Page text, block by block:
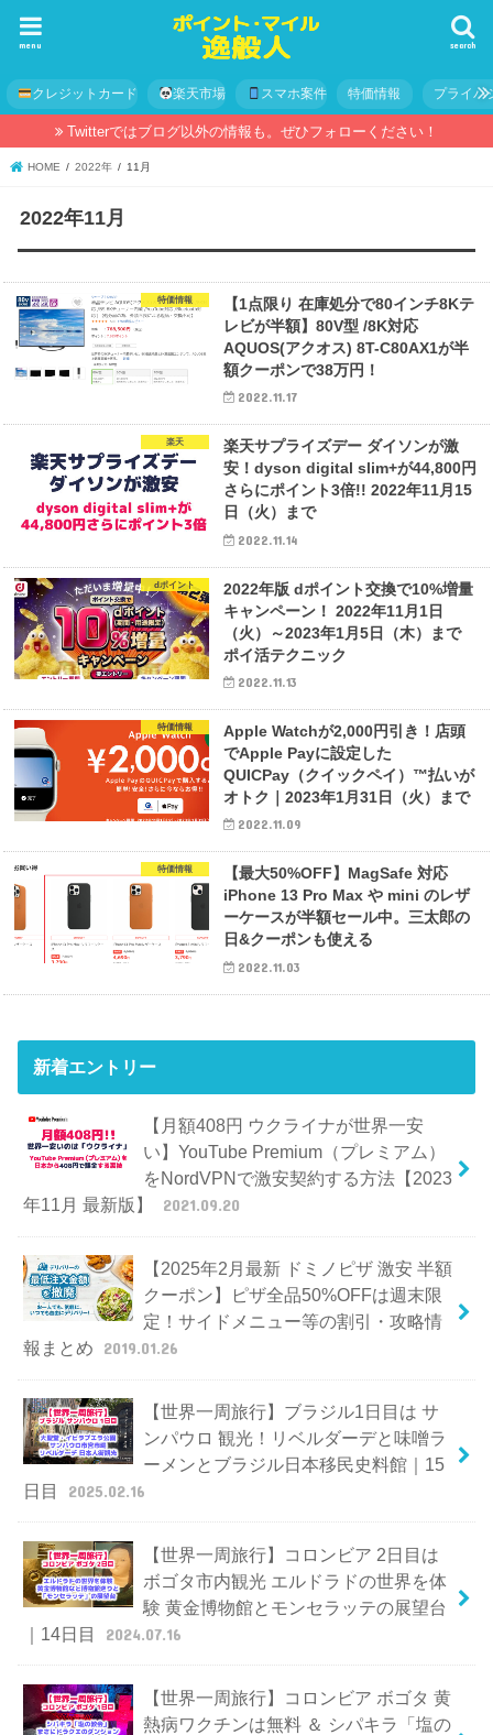
search
menu
クレジットカード 楽天市場 スマホ案件 特価情報 プライバ
Twitterではブログ以外の情報も。ぜひフォローください！
HOME 2022年 11月
2022年11月
特価情報
【1点限り 在庫処分で80インチ8Kテ
レビが半額】80V型 /8K対応
AQUOS(アクオス) 8T-C80AX1が半
額クーポンで38万円！
2022.11.17
楽天
楽天サプライズデー ダイソンが激
安！dyson digital slim+が44,800円
さらにポイント3倍!! 2022年11月15
日（火）まで
2022.11.14
dポイント
2022年版 dポイント交換で10%増量
キャンペーン！ 2022年11月1日
（火）～2023年1月5日（木）まで
ポイ活テクニック
2022.11.13
特価情報
Apple Watchが2,000円引き！店頭
でApple Payに設定した
QUICPay（クイックペイ）™払いが
オトク｜2023年1月31日（火）まで
2022.11.09
特価情報
【最大50%OFF】MagSafe 対応
iPhone 13 Pro Max や mini のレザ
ーケースが半額セール中。三太郎の
日&クーポンも使える
2022.11.03
新着エントリー
【月額408円 ウクライナが世界一安
い】YouTube Premium（プレミアム）
をNordVPNで激安契約する方法【2023
年11月 最新版】
2021.09.20
【2025年2月最新 ドミノピザ 激安 半額
クーポン】ピザ全品50%OFFは週末限
定！サイドメニュー等の割引・攻略情
報まとめ
2019.01.26
【世界一周旅行】ブラジル1日目は サ
ンパウロ 観光！リベルダーデと味噌ラ
ーメンとブラジル日本移民史料館｜15
日目
2025.02.16
【世界一周旅行】コロンビア 2日目は
ボゴタ市内観光 エルドラドの世界を体
験 黄金博物館とモンセラッテの展望台
｜14日目
2024.07.16
【世界一周旅行】コロンビア ボゴタ 黄
熱病ワクチンは無料 ＆ シパキラ「塩の